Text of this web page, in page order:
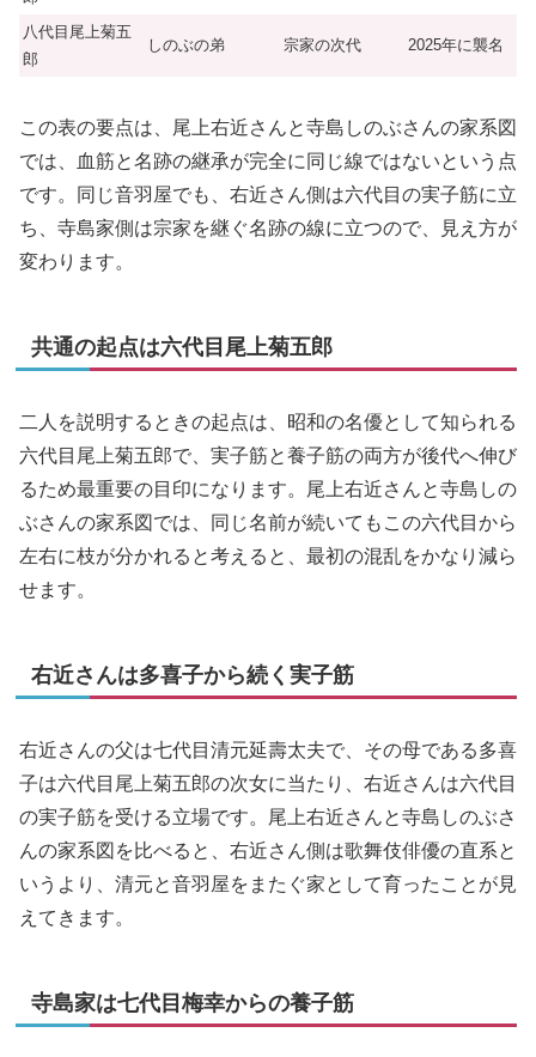
八代目尾上菊五
郎
しのぶの弟 宗家の次代 2025年に襲名
この表の要点は、尾上右近さんと寺島しのぶさんの家系図
では、血筋と名跡の継承が完全に同じ線ではないという点
です。同じ音羽屋でも、右近さん側は六代目の実子筋に立
ち、寺島家側は宗家を継ぐ名跡の線に立つので、見え方が
変わります。
共通の起点は六代目尾上菊五郎
二人を説明するときの起点は、昭和の名優として知られる
六代目尾上菊五郎で、実子筋と養子筋の両方が後代へ伸び
るため最重要の目印になります。尾上右近さんと寺島しの
ぶさんの家系図では、同じ名前が続いてもこの六代目から
左右に枝が分かれると考えると、最初の混乱をかなり減ら
せます。
右近さんは多喜子から続く実子筋
右近さんの父は七代目清元延壽太夫で、その母である多喜
子は六代目尾上菊五郎の次女に当たり、右近さんは六代目
の実子筋を受ける立場です。尾上右近さんと寺島しのぶさ
んの家系図を比べると、右近さん側は歌舞伎俳優の直系と
いうより、清元と音羽屋をまたぐ家として育ったことが見
えてきます。
寺島家は七代目梅幸からの養子筋